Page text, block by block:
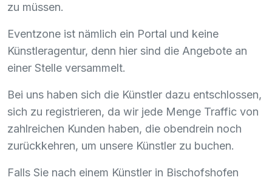
zu müssen.
Eventzone ist nämlich ein Portal und keine
Künstleragentur, denn hier sind die Angebote an
einer Stelle versammelt.
Bei uns haben sich die Künstler dazu entschlossen,
sich zu registrieren, da wir jede Menge Traffic von
zahlreichen Kunden haben, die obendrein noch
zurückkehren, um unsere Künstler zu buchen.
Falls Sie nach einem Künstler in Bischofshofen